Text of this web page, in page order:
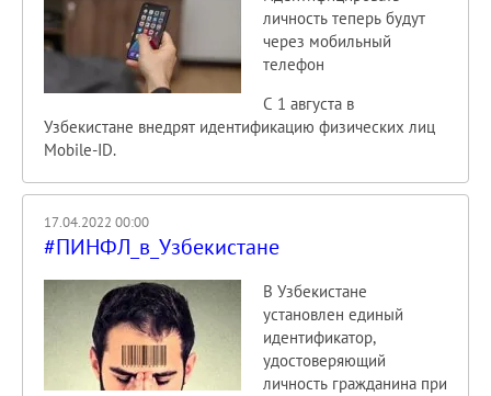
личность теперь будут
через мобильный
телефон
С 1 августа в
Узбекистане внедрят идентификацию физических лиц
Mobile-ID.
17.04.2022 00:00
#ПИНФЛ_в_Узбекистане
В Узбекистане
установлен единый
идентификатор,
удостоверяющий
личность гражданина при